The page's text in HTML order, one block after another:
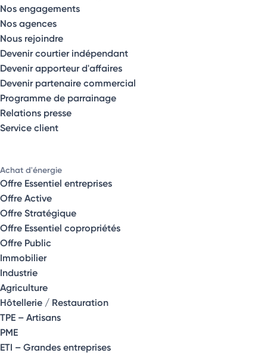
Nos engagements
Nos agences
Nous rejoindre
Devenir courtier indépendant
Devenir apporteur d'affaires
Devenir partenaire commercial
Programme de parrainage
Relations presse
Service client
Achat d'énergie
Offre Essentiel entreprises
Offre Active
Offre Stratégique
Offre Essentiel copropriétés
Offre Public
Immobilier
Industrie
Agriculture
Hôtellerie / Restauration
TPE – Artisans
PME
ETI – Grandes entreprises